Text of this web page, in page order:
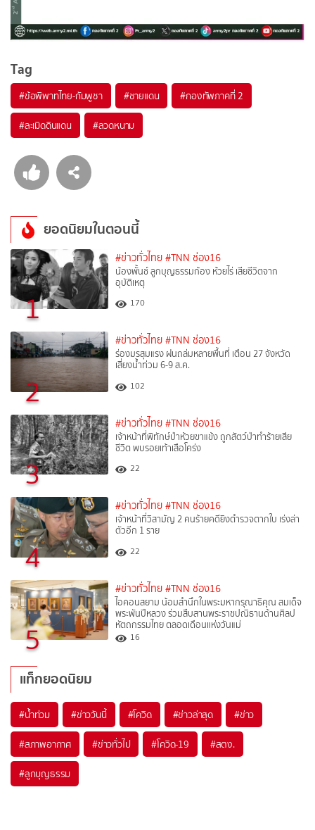
Tag
#ข้อพิพาทไทย-กัมพูชา #ชายแดน #กองทัพภาคที่ 2
#ละเมิดดินแดน #ลวดหนาม
ยอดนิยมในตอนนี้
1
#ข่าวทั่วไทย #TNN ช่อง16
น้องพั้นช์ ลูกบุญธรรมก้อง ห้วยไร่ เสียชีวิตจาก
อุบัติเหตุ
170
2
#ข่าวทั่วไทย #TNN ช่อง16
ร่องมรสุมแรง ฝนถล่มหลายพื้นที่ เตือน 27 จังหวัด
เสี่ยงน้ำท่วม 6-9 ส.ค.
102
3
#ข่าวทั่วไทย #TNN ช่อง16
เจ้าหน้าที่พิทักษ์ป่าห้วยขาแข้ง ถูกสัตว์ป่าทำร้ายเสีย
ชีวิต พบรอยเท้าเสือโคร่ง
22
4
#ข่าวทั่วไทย #TNN ช่อง16
เจ้าหน้าที่วิสามัญ 2 คนร้ายคดียิงตำรวจตากใบ เร่งล่า
ตัวอีก 1 ราย
22
5
#ข่าวทั่วไทย #TNN ช่อง16
ไอคอนสยาม น้อมสำนึกในพระมหากรุณาธิคุณ สมเด็จ
พระพันปีหลวง ร่วมสืบสานพระราชปณิธานด้านศิลป
หัตถกรรมไทย ตลอดเดือนแห่งวันแม่
16
แท็กยอดนิยม
#น้ำท่วม #ข่าววันนี้ #โควิด #ข่าวล่าสุด #ข่าว
#สภาพอากาศ #ข่าวทั่วไป #โควิด-19 #สตง.
#ลูกบุญธรรม